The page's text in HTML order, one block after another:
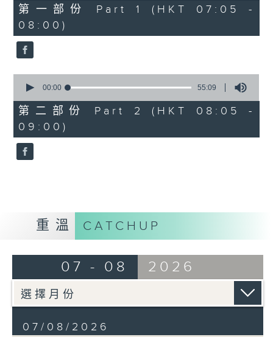
55
minutes,
0
seconds
第一部份 Part 1 (HKT 07:05 -
08:00)
seconds
55
minutes,
9
seconds
00:00 55:09
第二部份 Part 2 (HKT 08:05 -
09:00)
重溫 CATCHUP
07 - 08 2026
07/08/2026